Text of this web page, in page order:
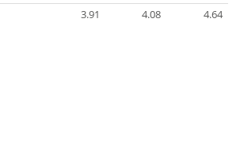
3.91 4.08 4.64